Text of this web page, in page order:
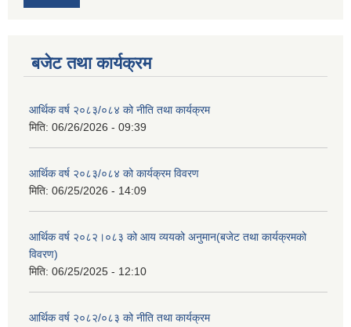
बजेट तथा कार्यक्रम
आर्थिक वर्ष २०८३/०८४ को नीति तथा कार्यक्रम
मिति: 06/26/2026 - 09:39
आर्थिक वर्ष २०८३/०८४ को कार्यक्रम विवरण
मिति: 06/25/2026 - 14:09
आर्थिक वर्ष २०८२।०८३ को आय व्ययको अनुमान(बजेट तथा कार्यक्रमको
विवरण)
मिति: 06/25/2025 - 12:10
आर्थिक वर्ष २०८२/०८३ को नीति तथा कार्यक्रम